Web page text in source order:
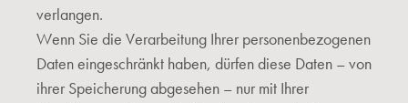
verlangen.
Wenn Sie die Verarbeitung Ihrer personenbezogenen
Daten eingeschränkt haben, dürfen diese Daten – von
ihrer Speicherung abgesehen – nur mit Ihrer